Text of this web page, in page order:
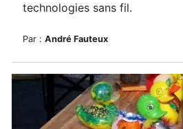
technologies sans fil.
Par : André Fauteux